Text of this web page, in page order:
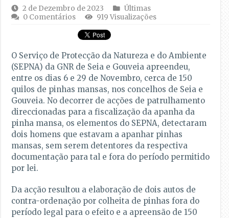
2 de Dezembro de 2023
Últimas
0 Comentários
919 Visualizações
O Serviço de Protecção da Natureza e do Ambiente
(SEPNA) da GNR de Seia e Gouveia apreendeu,
entre os dias 6 e 29 de Novembro, cerca de 150
quilos de pinhas mansas, nos concelhos de Seia e
Gouveia. No decorrer de acções de patrulhamento
direccionadas para a fiscalização da apanha da
pinha mansa, os elementos do SEPNA, detectaram
dois homens que estavam a apanhar pinhas
mansas, sem serem detentores da respectiva
documentação para tal e fora do período permitido
por lei.
Da acção resultou a elaboração de dois autos de
contra-ordenação por colheita de pinhas fora do
período legal para o efeito e a apreensão de 150